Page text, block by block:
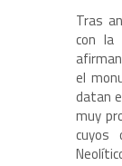
Tras
con la
el
datan
muy
cuyos